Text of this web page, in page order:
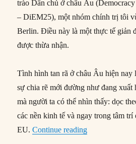
trào Dân chủ ở châu Âu
– DiEM25), một nhóm chính trị tôi
Berlin. Điều này là một thực tế giản
được thừa nhận.
Tình hình tan rã ở châu Âu hiện nay
sự chia rẽ mới đường như đang xuất
mà người ta có thể nhìn thấy: dọc
các nền kinh tế và ngay trong tâm
EU.Continue reading“Dân chủ hay